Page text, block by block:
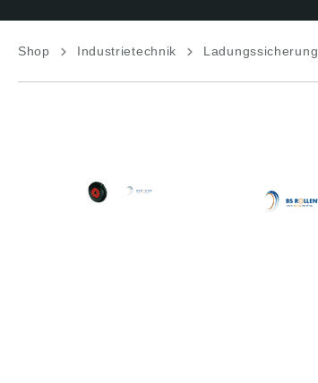
Shop Industrietechnik Ladungssicherung